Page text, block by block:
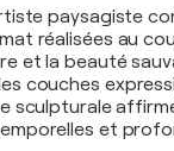
paysagiste
réalisées au
et la beauté
couches
sculpturale
et